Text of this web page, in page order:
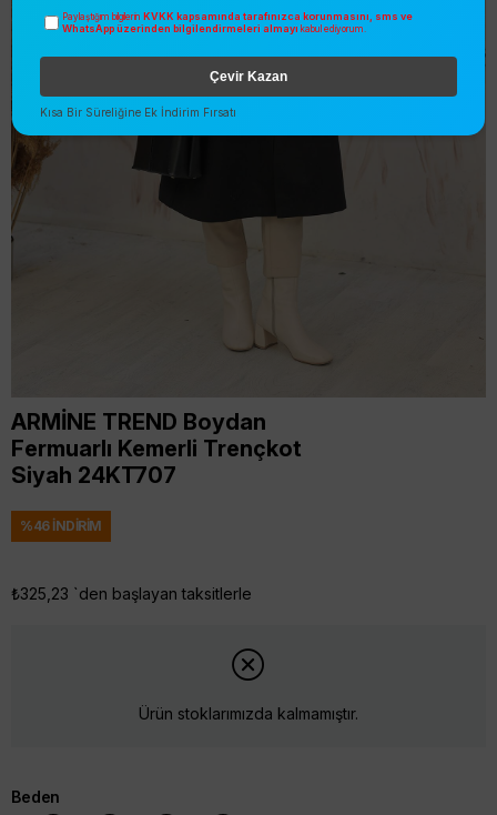
ARMİNE TREND Boydan
Fermuarlı Kemerli Trençkot
Siyah 24KT707
%46İNDIRIM
₺325,23 `den başlayan taksitlerle
Ürün stoklarımızda kalmamıştır.
Beden
Paylaştığım bilgilerin KVKK kapsamında tarafınızca korunmasını, sms ve
WhatsApp üzerinden bilgilendirmeleri almayı kabul ediyorum.
Çevir Kazan
Kısa Bir Süreliğine Ek İndirim Fırsatı